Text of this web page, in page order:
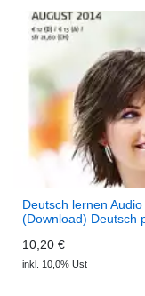
Deutsch lernen
(Download) Deutsch
10,20 €
inkl. 10,0% Ust